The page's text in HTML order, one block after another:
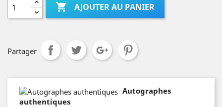
 AJOUTER AU PANIER
Partager
Autographes
authentiques